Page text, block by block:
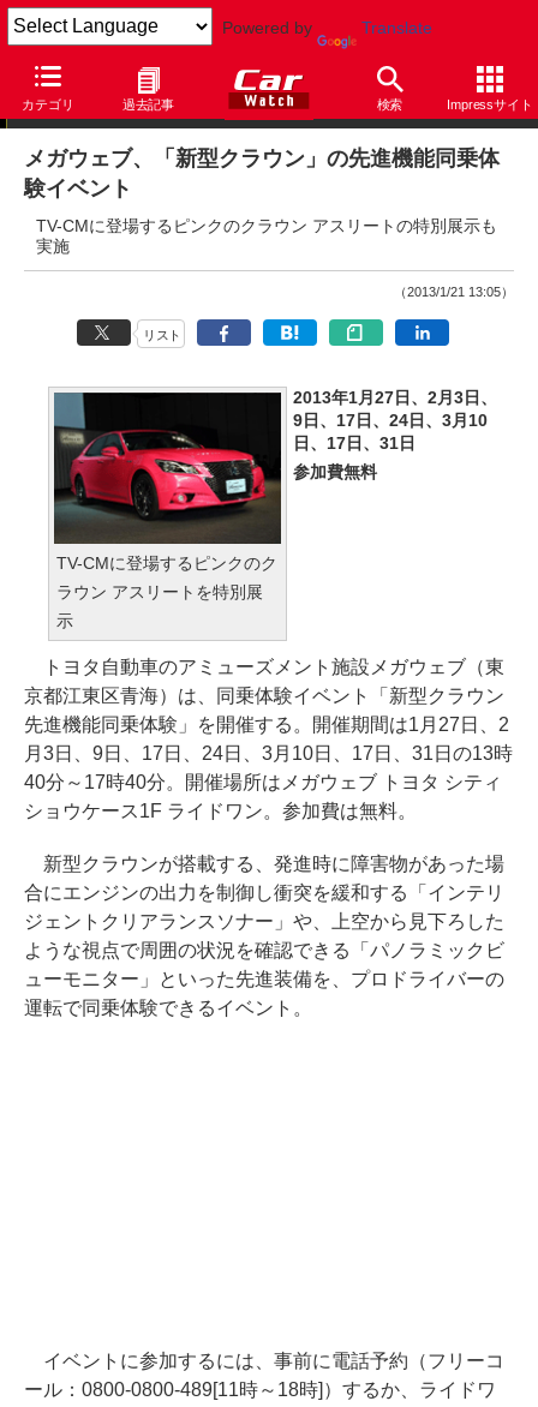
Powered by Translate
カテゴリ 過去記事 検索 Impressサイト
ニュース
メガウェブ、「新型クラウン」の先進機能同乗体
験イベント
TV-CMに登場するピンクのクラウン アスリートの特別展示も
実施
（2013/1/21 13:05）
リスト
TV-CMに登場するピンクのク
ラウン アスリートを特別展
示
2013年1月27日、2月3日、
9日、17日、24日、3月10
日、17日、31日
参加費無料
トヨタ自動車のアミューズメント施設メガウェブ（東
京都江東区青海）は、同乗体験イベント「新型クラウン
先進機能同乗体験」を開催する。開催期間は1月27日、2
月3日、9日、17日、24日、3月10日、17日、31日の13時
40分～17時40分。開催場所はメガウェブ トヨタ シティ
ショウケース1F ライドワン。参加費は無料。
新型クラウンが搭載する、発進時に障害物があった場
合にエンジンの出力を制御し衝突を緩和する「インテリ
ジェントクリアランスソナー」や、上空から見下ろした
ような視点で周囲の状況を確認できる「パノラミックビ
ューモニター」といった先進装備を、プロドライバーの
運転で同乗体験できるイベント。
イベントに参加するには、事前に電話予約（フリーコ
ール：0800-0800-489[11時～18時]）するか、ライドワ